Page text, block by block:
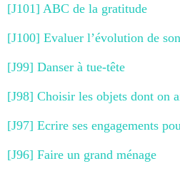
[J101] ABC de la gratitude
[J100] Evaluer l’évolution de
[J99] Danser à tue-tête
[J98] Choisir les objets dont on
[J97] Ecrire ses engagements
[J96] Faire un grand ménage